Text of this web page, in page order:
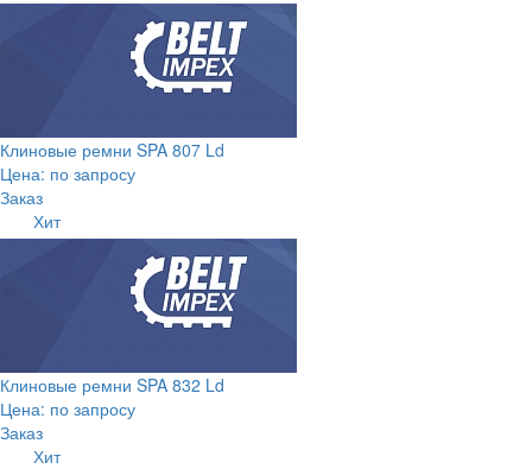
Клиновые ремни SPA 807 Ld
Цена: по запросу
Заказ
Хит
Клиновые ремни SPA 832 Ld
Цена: по запросу
Заказ
Хит